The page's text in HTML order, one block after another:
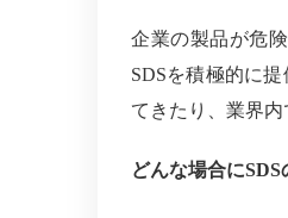
企業の製品が危
SDSを積極的に
てきたり、業界内
どんな場合にSDS